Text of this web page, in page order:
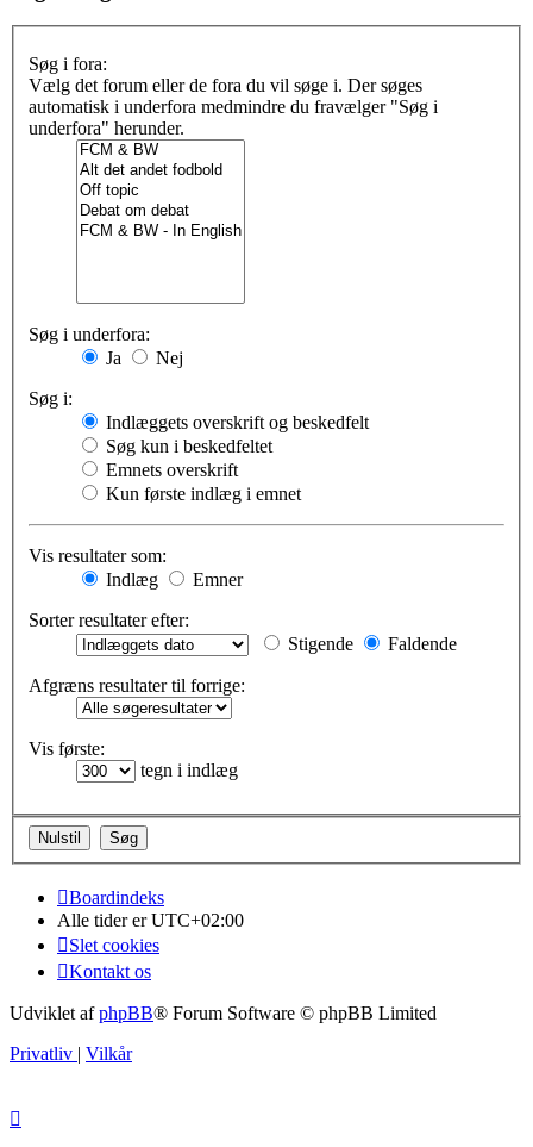
Søg i fora:
Vælg det forum eller de fora du vil søge i. Der søges
automatisk i underfora medmindre du fravælger "Søg i
underfora" herunder.
Søg i underfora:
Ja
Nej
Søg i:
Indlæggets overskrift og beskedfelt
Søg kun i beskedfeltet
Emnets overskrift
Kun første indlæg i emnet
Vis resultater som:
Indlæg
Emner
Sorter resultater efter:
Stigende
Faldende
Afgræns resultater til forrige:
Vis første:
tegn i indlæg
Boardindeks
Alle tider erUTC+02:00
Slet cookies
Kontakt os
Udviklet afphpBB® Forum Software © phpBB Limited
Privatliv | Vilkår